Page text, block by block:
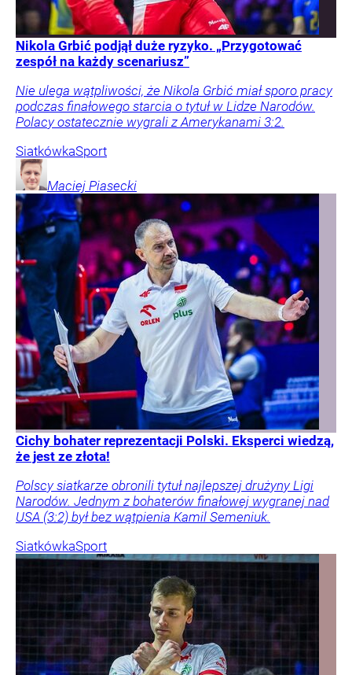
Nikola Grbić podjął duże ryzyko. „Przygotować
zespół na każdy scenariusz”
Nie ulega wątpliwości, że Nikola Grbić miał sporo pracy
podczas finałowego starcia o tytuł w Lidze Narodów.
Polacy ostatecznie wygrali z Amerykanami 3:2.
SiatkówkaSport
Maciej Piasecki
Cichy bohater reprezentacji Polski. Eksperci wiedzą,
że jest ze złota!
Polscy siatkarze obronili tytuł najlepszej drużyny Ligi
Narodów. Jednym z bohaterów finałowej wygranej nad
USA (3:2) był bez wątpienia Kamil Semeniuk.
SiatkówkaSport